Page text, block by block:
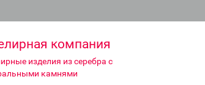
компания
изделия из серебра с
камнями